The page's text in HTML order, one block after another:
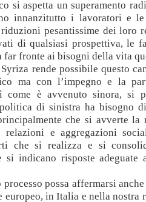
si aspetta un superamento
innanzitutto i lavoratori e
pesantissime dei loro
di qualsiasi prospettiva, le
far fronte ai bisogni della vita
rende possibile questo
ma con l’impegno e la
come è avvenuto sinora, si
di sinistra ha bisogno
che si avverte la
e aggregazioni
che si realizza e si
si indicano risposte adeguate
processo possa affermarsi
europeo, in Italia e nella nostra